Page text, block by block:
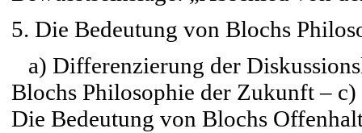
5. Die Bedeutung von Blochs
a) Differenzierung der
Blochs Philosophie der Zukunft –
Die Bedeutung von Blochs